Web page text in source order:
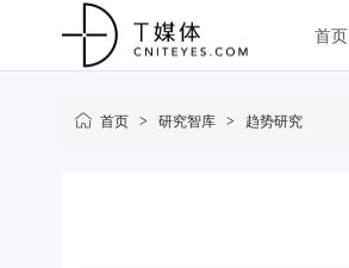
首页
首页 > 研究智库 > 趋势研究